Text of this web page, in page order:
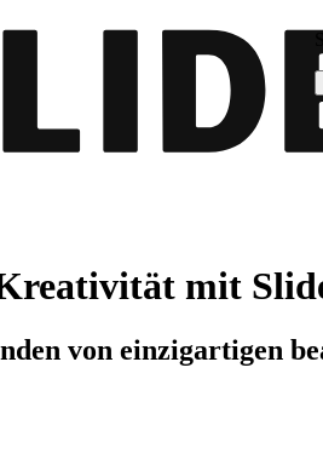
mit
von einzigartigen